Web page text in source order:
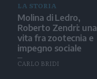
LA STORIA
Molina di Ledro,
Roberto Zendri: una
vita fra zootecnia e
impegno sociale
CARLO BRIDI